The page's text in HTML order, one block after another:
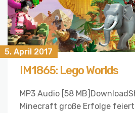
5. April 2017
IM1865: Lego Worlds
MP3 Audio [58
Minecraft große Erfolge